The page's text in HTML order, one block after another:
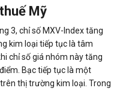
Mỹ
3, chỉ số MXV-Index tăng
kim loại tiếp tục là tâm
chỉ số giá nhóm này tăng
Bạc tiếp tục là một
thị trường kim loại. Trong